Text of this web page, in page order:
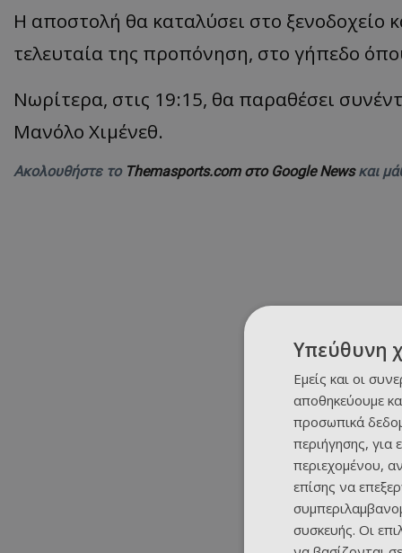
Η αποστολή θα καταλύσει στο ξενοδοχείο
τελευταία της προπόνηση, στο γήπεδο
Νωρίτερα, στις 19:15, θα παραθέσει
Μανόλο Χιμένεθ.
Ακολουθήστε το Themasports.com στο Google Newsκαι
Υπεύθυνη
Εμείς και οι
αποθηκεύουμε
προσωπικά
περιήγησης, για
περιεχομένου,
επίσης να
συσκευής. Οι